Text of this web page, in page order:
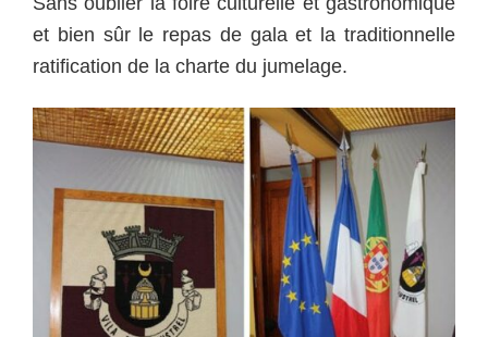
et bien sûr le repas de gala et la traditionnelle
ratification de la charte du jumelage.